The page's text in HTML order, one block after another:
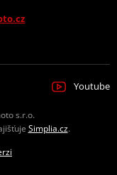
Youtube
s.r.o.
Simplia.cz.